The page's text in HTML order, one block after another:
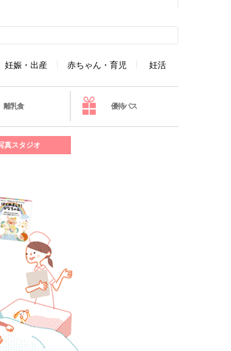
妊娠・出産 赤ちゃん・育児 妊活
離乳食 優待パス
真スタジオ